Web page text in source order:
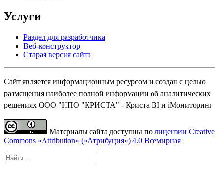
Услуги
Раздел для разработчика
Веб-конструктор
Старая версия сайта
Сайт является информационным ресурсом и создан с целью
размещения наиболее полной информации об аналитических
решениях ООО "НПО "КРИСТА" - Криста BI и iМониторинг
Материалы сайта доступны по лицензии Creative
Commons «Attribution» («Атрибуция») 4.0 Всемирная